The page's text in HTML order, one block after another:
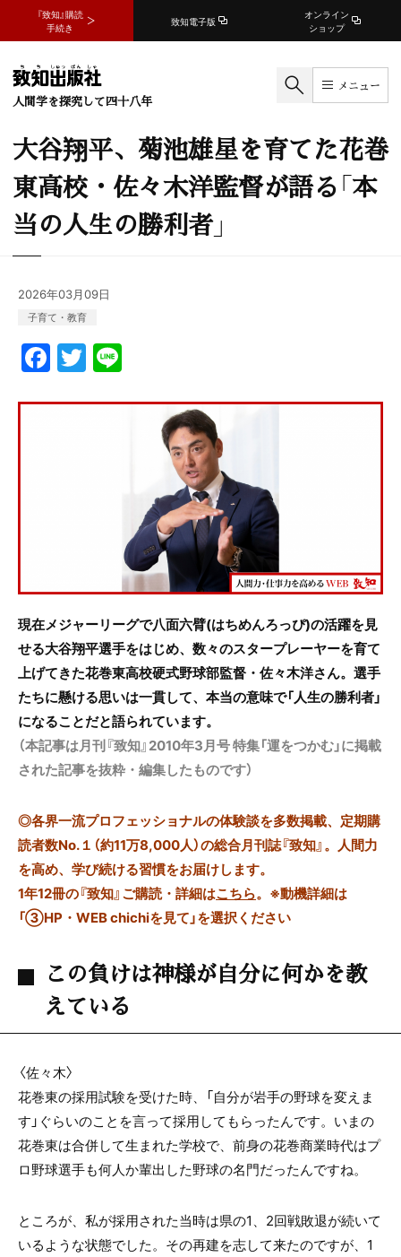
『致知』購読
手続き
致知電子版
オンライン
ショップ
人間学を探究して四十八年
メニュー
大谷翔平、菊池雄星を育てた花巻
東高校・佐々木洋監督が語る「本
当の人生の勝利者」
2026年03月09日
子育て・教育
F
a
c
T
w
itte
現在メジャーリーグで八面六臂(はちめんろっぴ)の活躍を見
せる大谷翔平選手をはじめ、数々のスタープレーヤーを育て
上げてきた花巻東高校硬式野球部監督・佐々木洋さん。選手
たちに懸ける思いは一貫して、本当の意味で「人生の勝利者」
になることだと語られています。
（本記事は月刊『致知』2010年3月号 特集「運をつかむ」に掲載
された記事を抜粋・編集したものです）
◎各界一流プロフェッショナルの体験談を多数掲載、定期購
読者数No.１（約11万8,000人）の総合月刊誌『致知』。人間力
を高め、学び続ける習慣をお届けします。
1年12冊の『致知』ご購読・詳細はこちら。 ※動機詳細は
「③HP・WEB chichiを見て」を選択ください
この負けは神様が自分に何かを教
えている
〈佐々木〉
花巻東の採用試験を受けた時、「自分が岩手の野球を変えま
す」ぐらいのことを言って採用してもらったんです。いまの
花巻東は合併して生まれた学校で、前身の花巻商業時代はプ
ロ野球選手も何人か輩出した野球の名門だったんですね。
ところが、私が採用された当時は県の1、2回戦敗退が続いて
いるような状態でした。その再建を志して来たのですが、1